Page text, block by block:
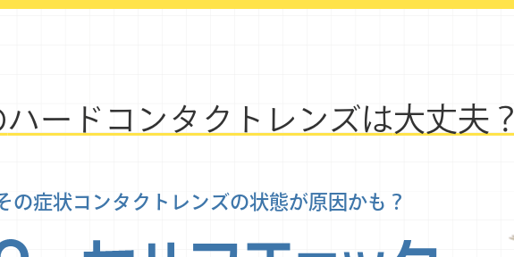
ハードコンタクトレンズは大丈夫？
の症状コンタクトレンズの状態が原因かも？